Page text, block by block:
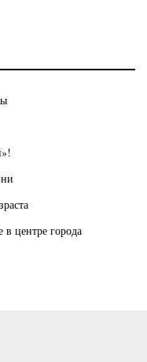
центре города